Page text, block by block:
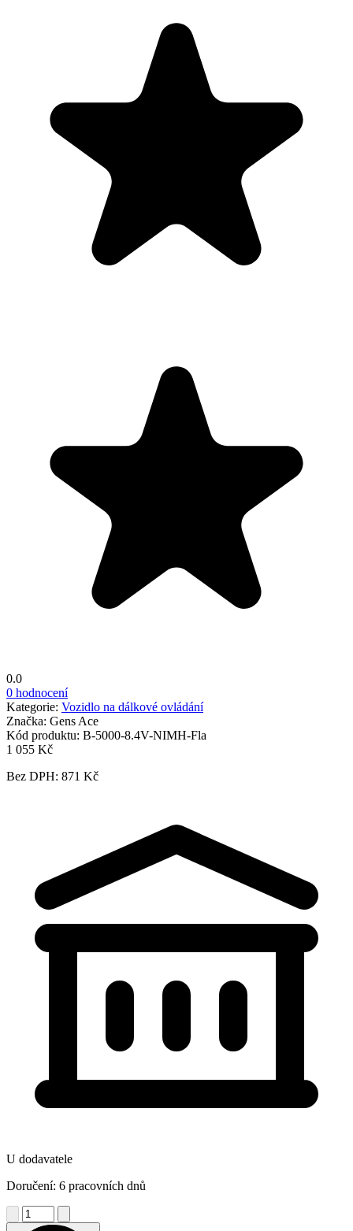
0.0
0 hodnocení
Kategorie: Vozidlo na dálkové ovládání
Značka: Gens Ace
Kód produktu: B-5000-8.4V-NIMH-Fla
1 055 Kč
Bez DPH: 871 Kč
U dodavatele
Doručení: 6 pracovních dnů